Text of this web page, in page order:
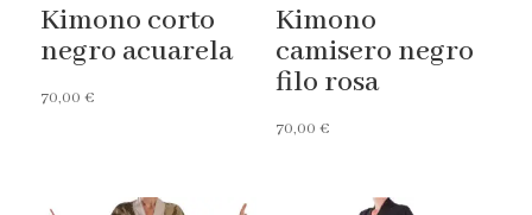
Kimono corto
negro acuarela
70,00 €
Kimono
camisero negro
filo rosa
70,00 €